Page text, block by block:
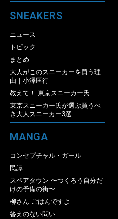
SNEAKERS
ニュース
トピック
まとめ
大人がこのスニーカーを買う理
由｜小澤匡行
教えて！ 東京スニーカー氏
東京スニーカー氏が選ぶ買うべ
き大人スニーカー3選
MANGA
コンセプチャル・ガール
民譚
スペアタウン 〜つくろう自分だ
けの予備の街〜
柳さん ごはんですよ
答えのない問い